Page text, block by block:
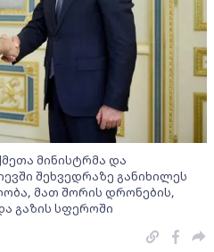
მინისტრმა და
შეხვედრაზე განიხილეს
მათ შორის დრონების,
გაზის სფეროში